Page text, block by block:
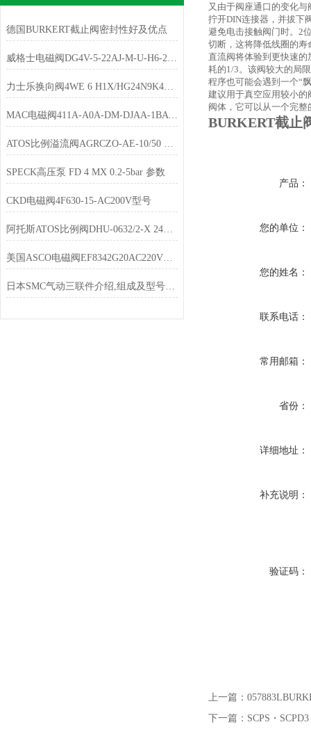
德国BURKERT截止阀密封性好及优点
威格士电磁阀DG4V-5-22AJ-M-U-H6-20简介
力士乐换向阀4WE 6 H1X/HG24N9K4库存
MAC电磁阀411A-A0A-DM-DJAA-1BA 特点
ATOS比例溢流阀AGRCZO-AE-10/50 10 现货
SPECK高压泵 FD 4 MX 0.2-5bar 参数
CKD电磁阀4F630-15-AC200V型号
阿托斯ATOS比例阀DHU-0632/2-X 24DC库存
美国ASCO电磁阀EF8342G20AC220V参数
日本SMC气动三联件介绍,组成及型号特点
又由于阀座通口的变化
拧开DIN连接器，并拔下
避免电击接触阀门时。2
切断，这将降低线圈的寿
直流阀将体验到更快速
耗的1/3。该阀较大的局
程序也可能会遇到一个“
建议用于真空应用较小
阀体，它可以从一个完
BURKERT截止
产品：
您的单位：
您的姓名：
联系电话：
常用邮箱：
省份：
详细地址：
补充说明：
验证码：
上一篇：
下一篇： SCPS・